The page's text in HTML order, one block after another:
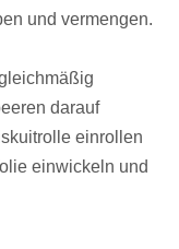
und vermengen.
darauf
einrollen
einwickeln und